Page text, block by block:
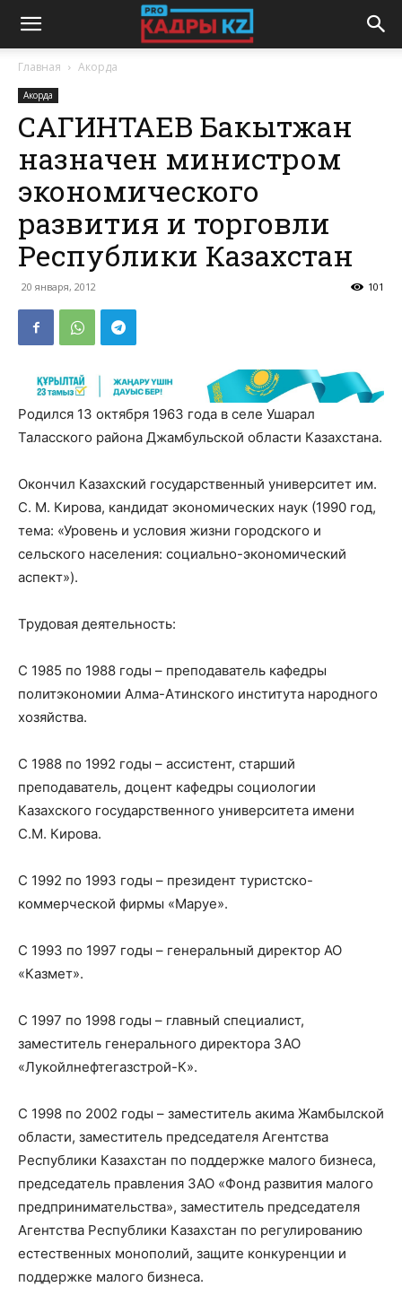
Главная Акорда
Акорда
САГИНТАЕВ Бакытжан
назначен министром
экономического
развития и торговли
Республики Казахстан
20 января, 2012 101
Родился 13 октября 1963 года в селе Ушарал
Таласского района Джамбульской области Казахстана.
Окончил Казахский государственный университет им.
С. М. Кирова, кандидат экономических наук (1990 год,
тема: «Уровень и условия жизни городского и
сельского населения: социально-экономический
аспект»).
Трудовая деятельность:
С 1985 по 1988 годы – преподаватель кафедры
политэкономии Алма-Атинского института народного
хозяйства.
С 1988 по 1992 годы – ассистент, старший
преподаватель, доцент кафедры социологии
Казахского государственного университета имени
С.М. Кирова.
С 1992 по 1993 годы – президент туристско-
коммерческой фирмы «Маруе».
С 1993 по 1997 годы – генеральный директор АО
«Казмет».
С 1997 по 1998 годы – главный специалист,
заместитель генерального директора ЗАО
«Лукойлнефтегазстрой-К».
С 1998 по 2002 годы – заместитель акима Жамбылской
области, заместитель председателя Агентства
Республики Казахстан по поддержке малого бизнеса,
председатель правления ЗАО «Фонд развития малого
предпринимательства», заместитель председателя
Агентства Республики Казахстан по регулированию
естественных монополий, защите конкуренции и
поддержке малого бизнеса.